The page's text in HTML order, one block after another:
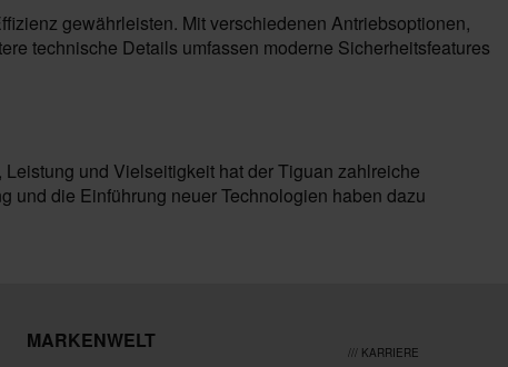
gewährleisten. Mit verschiedenen Antriebsoptionen,
technische Details umfassen moderne Sicherheitsfeatures
und Vielseitigkeit hat der Tiguan zahlreiche
und die Einführung neuer Technologien haben dazu
MARKENWELT
/// KARRIERE